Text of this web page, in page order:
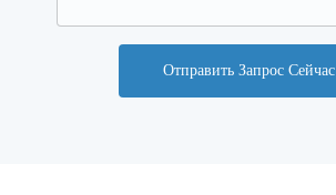
Отправить Запрос Сейчас